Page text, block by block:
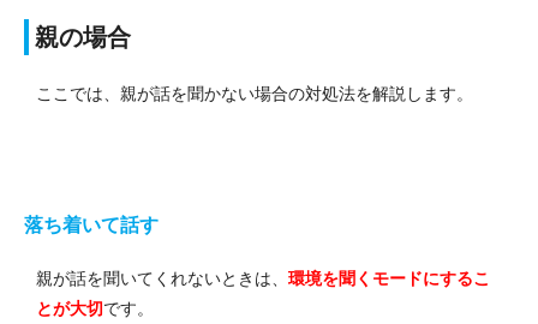
親の場合
ここでは、親が話を聞かない場合の対処法を解説します。
落ち着いて話す
親が話を聞いてくれないときは、 環境を聞くモードにするこ
とが大切です。